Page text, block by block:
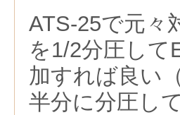
ATS-25で元々
を1/2分圧して
加すれば良い
半分に分圧し